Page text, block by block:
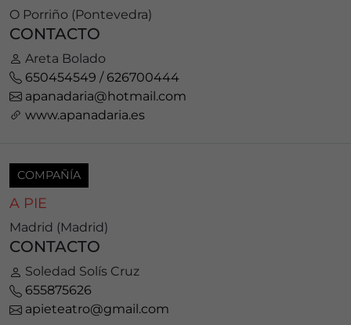
O Porriño (Pontevedra)
CONTACTO
Areta Bolado
650454549 / 626700444
apanadaria@hotmail.com
www.apanadaria.es
COMPAÑÍA
A PIE
Madrid (Madrid)
CONTACTO
Soledad Solís Cruz
655875626
apieteatro@gmail.com